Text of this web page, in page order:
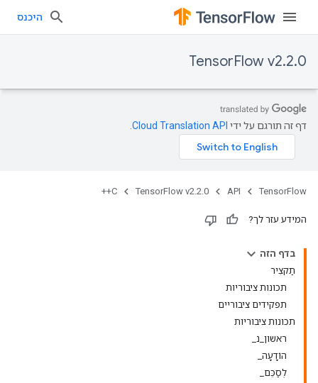
היכנס
TensorFlow v2.2.0
דף זה תורגם על ידי Cloud Translation API
TensorFlow
API
TensorFlow v2.2.0
C++
המידע עזר לך?
בדף הזה
תַקצִיר
תכונות ציבוריות
תפקידים ציבוריים
תכונות ציבוריות
ראשון_נ_
הוֹדָעָה_
לְסַכֵּם_